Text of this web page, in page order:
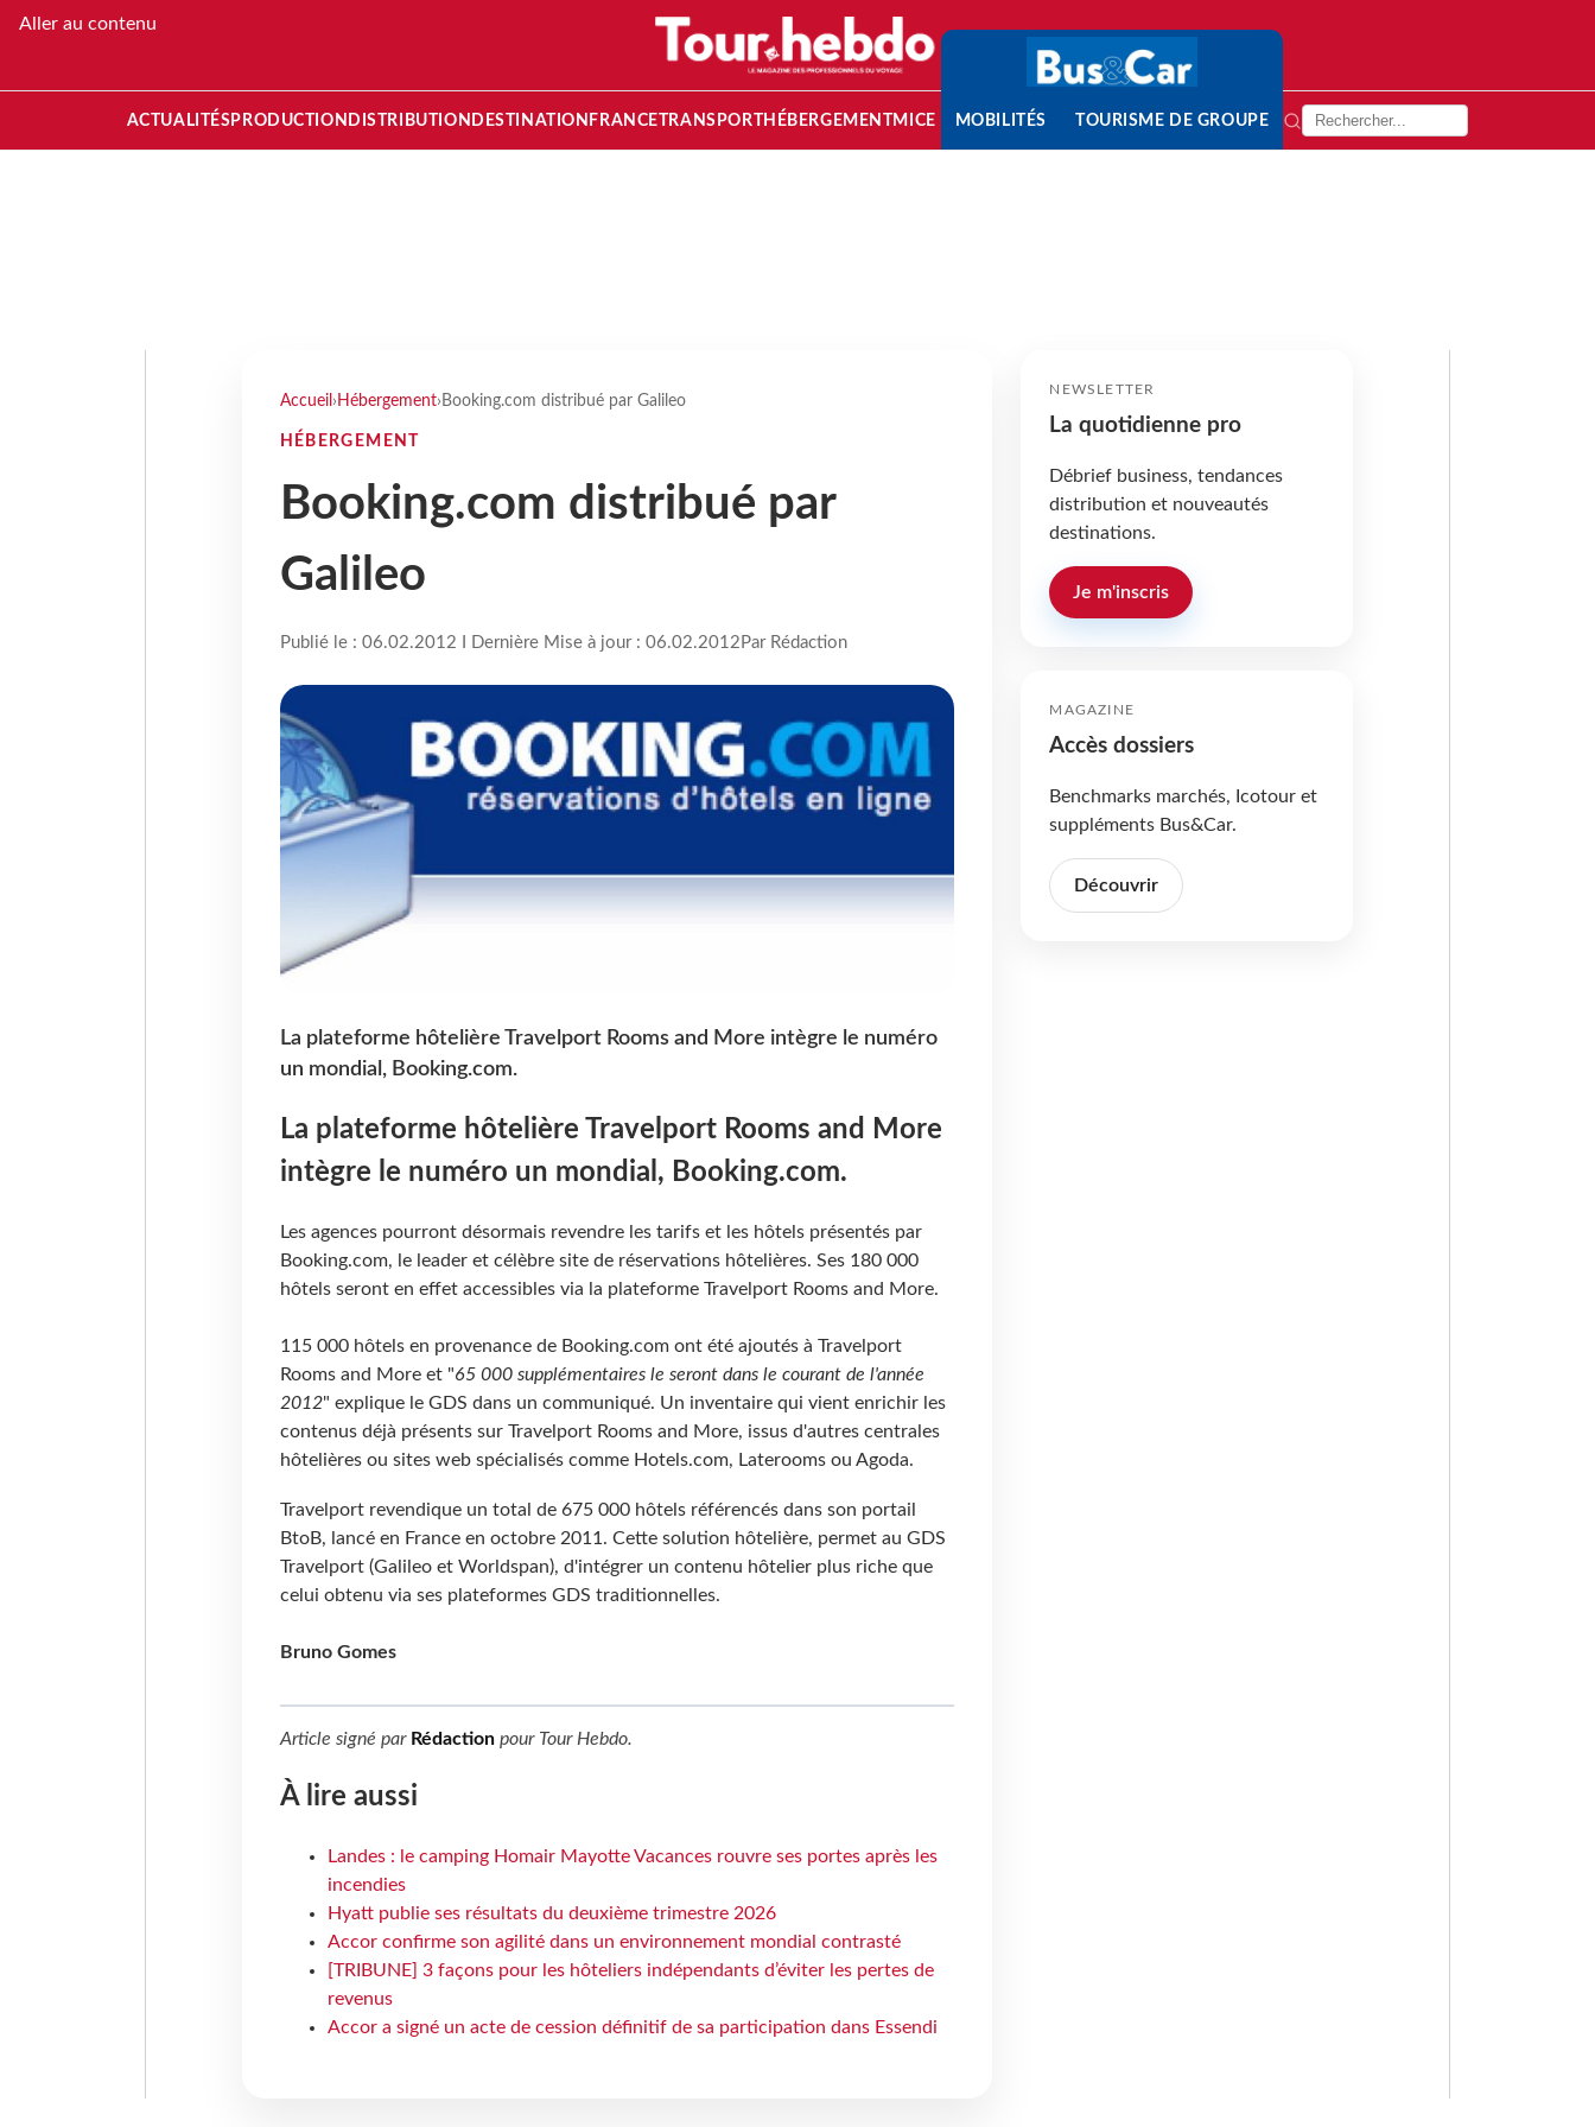
Aller au contenu
ACTUALITÉS PRODUCTION DISTRIBUTION DESTINATION FRANCETRANSPORT HÉBERGEMENTMICE MOBILITÉS TOURISME DE GROUPE
Accueil › Hébergement› Booking.com distribué par Galileo
HÉBERGEMENT
Booking.com distribué par
Galileo
Publié le : 06.02.2012 I Dernière Mise à jour : 06.02.2012 Par Rédaction
La plateforme hôtelière Travelport Rooms and More intègre le numéro
un mondial, Booking.com.
La plateforme hôtelière Travelport Rooms and More
intègre le numéro un mondial, Booking.com.
Les agences pourront désormais revendre les tarifs et les hôtels présentés par
Booking.com, le leader et célèbre site de réservations hôtelières. Ses 180 000
hôtels seront en effet accessibles via la plateforme Travelport Rooms and More.
115 000 hôtels en provenance de Booking.com ont été ajoutés à Travelport
Rooms and More et "65 000 supplémentaires le seront dans le courant de l'année
2012" explique le GDS dans un communiqué. Un inventaire qui vient enrichir les
contenus déjà présents sur Travelport Rooms and More, issus d'autres centrales
hôtelières ou sites web spécialisés comme Hotels.com, Laterooms ou Agoda.
Travelport revendique un total de 675 000 hôtels référencés dans son portail
BtoB, lancé en France en octobre 2011. Cette solution hôtelière, permet au GDS
Travelport (Galileo et Worldspan), d'intégrer un contenu hôtelier plus riche que
celui obtenu via ses plateformes GDS traditionnelles.
Bruno Gomes
Article signé par Rédactionpour Tour Hebdo.
À lire aussi
Landes : le camping Homair Mayotte Vacances rouvre ses portes après les
incendies
Hyatt publie ses résultats du deuxième trimestre 2026
Accor confirme son agilité dans un environnement mondial contrasté
[TRIBUNE] 3 façons pour les hôteliers indépendants d’éviter les pertes de
revenus
Accor a signé un acte de cession définitif de sa participation dans Essendi
NEWSLETTER
La quotidienne pro
Débrief business, tendances
distribution et nouveautés
destinations.
Je m'inscris
MAGAZINE
Accès dossiers
Benchmarks marchés, Icotour et
suppléments Bus&Car.
Découvrir